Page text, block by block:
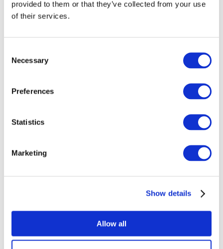
provided to them or that they’ve collected from your use
of their services.
Selection
Necessary
Preferences
Statistics
Marketing
Show details
Allow all
Concertos
Összes országok
Suíça